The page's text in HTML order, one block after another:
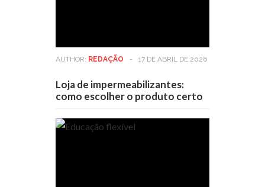
AUTHOR: REDAÇÃO - 17 DE ABRIL DE 2026
Loja de impermeabilizantes:
como escolher o produto certo